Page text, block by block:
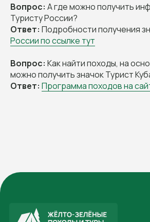
Вопрос: А где можно получить
Туристу России?
Ответ: Подробности получения
России по ссылке тут
Вопрос: Как найти походы, на
можно получить значок Турист
Ответ: Программа походов на
Конные туры
Джип-туры
Снаряжение для похода
Правила
Новинки
Крым
Калмыкия
Ингушетия
Дигория
Дагестан
Байкал
Архыз
Адыгея
Абхазия
КБР
Направления